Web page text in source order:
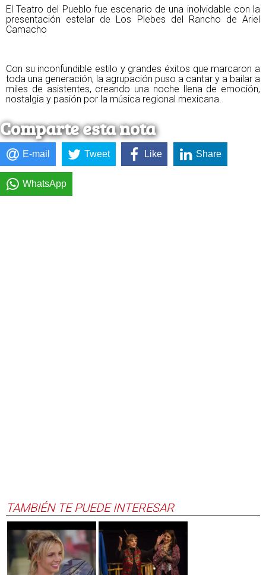
El Teatro del Pueblo fue escenario de una inolvidable con la
presentación estelar de Los Plebes del Rancho de Ariel
Camacho
Con su inconfundible estilo y grandes éxitos que marcaron a
toda una generación, la agrupación puso a cantar y a bailar a
miles de asistentes, creando una noche llena de emoción,
nostalgia y pasión por la música regional mexicana.
Comparte esta nota
E-mail Tweet Like Share
WhatsApp
TAMBIÉN TE PUEDE INTERESAR